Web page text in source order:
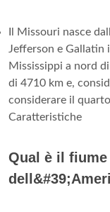
Il Missouri nasce
Jefferson e Gallatin
Mississippi a nord
di 4710 km e,
considerare il
Caratteristiche
Qual è il